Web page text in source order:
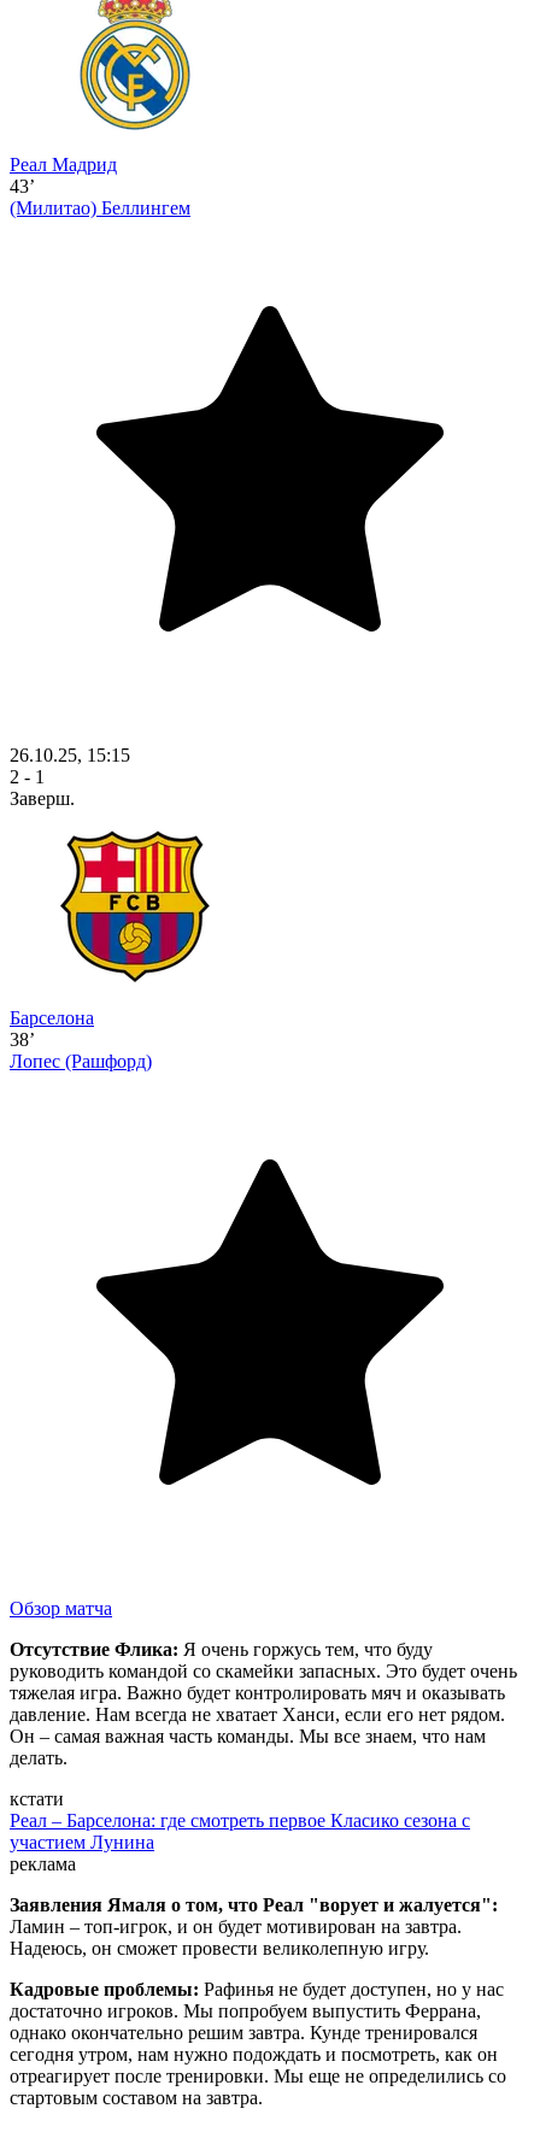
Реал Мадрид
43’
(Милитао) Беллингем
26.10.25, 15:15
2 - 1
Заверш.
Барселона
38’
Лопес (Рашфорд)
Обзор матча
Отсутствие Флика: Я очень горжусь тем, что буду
руководить командой со скамейки запасных. Это будет очень
тяжелая игра. Важно будет контролировать мяч и оказывать
давление. Нам всегда не хватает Ханси, если его нет рядом.
Он – самая важная часть команды. Мы все знаем, что нам
делать.
кстати
Реал – Барселона: где смотреть первое Класико сезона с
участием Лунина
реклама
Заявления Ямаля о том, что Реал "ворует и жалуется":
Ламин – топ-игрок, и он будет мотивирован на завтра.
Надеюсь, он сможет провести великолепную игру.
Кадровые проблемы: Рафинья не будет доступен, но у нас
достаточно игроков. Мы попробуем выпустить Феррана,
однако окончательно решим завтра. Кунде тренировался
сегодня утром, нам нужно подождать и посмотреть, как он
отреагирует после тренировки. Мы еще не определились со
стартовым составом на завтра.